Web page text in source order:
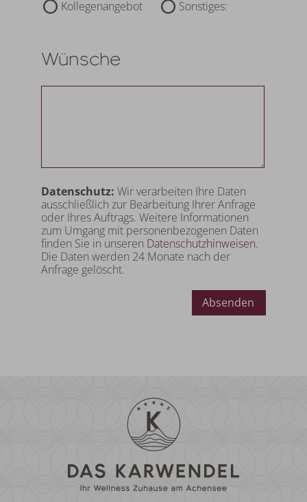
Kollegenangebot
Sonstiges:
Wünsche
Datenschutz:Wir verarbeiten Ihre Daten
ausschließlich zur Bearbeitung Ihrer Anfrage
oder Ihres Auftrags. Weitere Informationen
zum Umgang mit personenbezogenen Daten
finden Sie in unseren Datenschutzhinweisen.
Die Daten werden 24 Monate nach der
Anfrage gelöscht.
Absenden